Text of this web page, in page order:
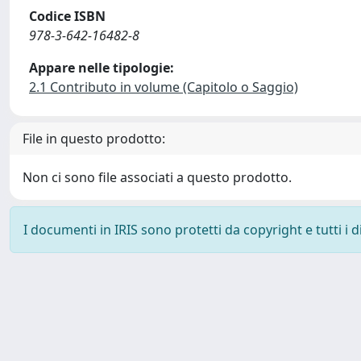
Codice ISBN
978-3-642-16482-8
Appare nelle tipologie:
2.1 Contributo in volume (Capitolo o Saggio)
File in questo prodotto:
Non ci sono file associati a questo prodotto.
I documenti in IRIS sono protetti da copyright e tutti i